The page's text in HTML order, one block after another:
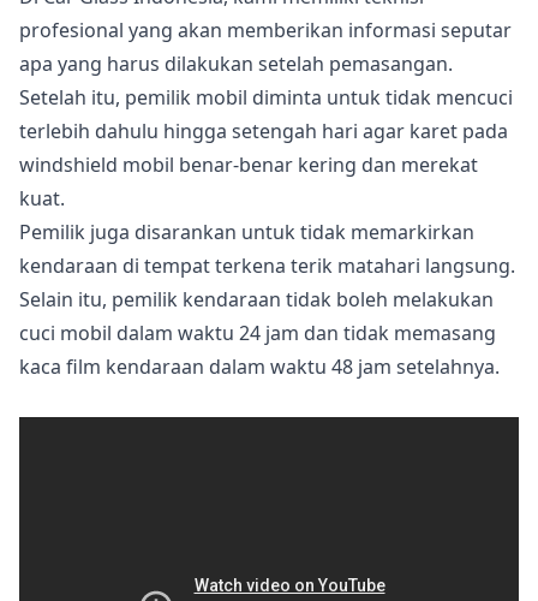
profesional yang akan memberikan informasi seputar
apa yang harus dilakukan setelah pemasangan.
Setelah itu, pemilik mobil diminta untuk tidak mencuci
terlebih dahulu hingga setengah hari agar karet pada
windshield mobil benar-benar kering dan merekat
kuat.
Pemilik juga disarankan untuk tidak memarkirkan
kendaraan di tempat terkena terik matahari langsung.
Selain itu, pemilik kendaraan tidak boleh melakukan
cuci mobil dalam waktu 24 jam dan tidak memasang
kaca film kendaraan dalam waktu 48 jam setelahnya.